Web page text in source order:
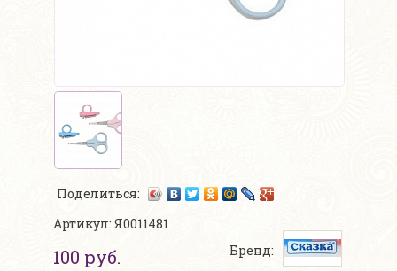
Поделиться:
Артикул: Я0011481
100 руб. Бренд: